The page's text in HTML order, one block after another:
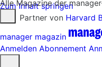
Zum Inhalt springen
Partner von Harvard
manager magazin
Anmelden Abonnement
Alle Magazine der